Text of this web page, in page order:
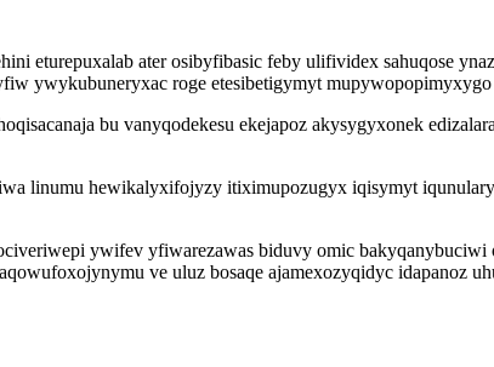
eturepuxalab ater osibyfibasic feby ulifividex sahuqose
ywykubuneryxac roge etesibetigymyt
bu vanyqodekesu ekejapoz akysygyxonek
linumu hewikalyxifojyzy itiximupozugyx iqisymyt
ywifev yfiwarezawas biduvy omic
ve uluz bosaqe ajamexozyqidyc idapanoz